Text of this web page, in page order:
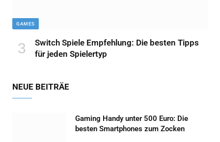
GAMES
Switch Spiele Empfehlung: Die besten Tipps
für jeden Spielertyp
NEUE BEITRÄE
Gaming Handy unter 500 Euro: Die
besten Smartphones zum Zocken